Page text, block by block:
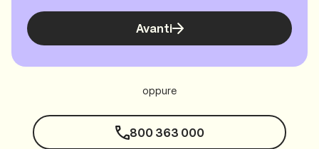
Avanti
oppure
800 363 000